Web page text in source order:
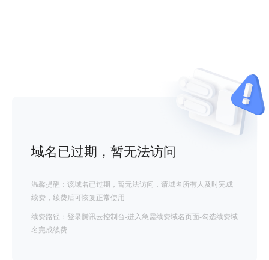
域名已过期，暂无法访问
温馨提醒：该域名已过期，暂无法访问，请域名所有人及时完成
续费，续费后可恢复正常使用
续费路径：登录腾讯云控制台-进入急需续费域名页面-勾选续费域
名完成续费